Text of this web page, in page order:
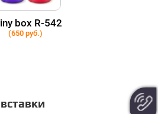
box R-542
(650 руб.)